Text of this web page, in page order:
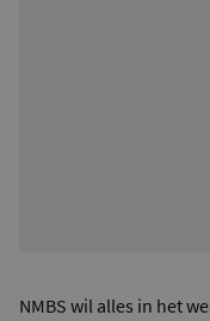
NMBS wil alles in het